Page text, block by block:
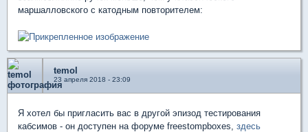
маршалловского с катодным повторителем:
temol
23 апреля 2018 - 23:09
Я хотел бы пригласить вас в другой эпизод тестирования
кабсимов - он доступен на форуме freestompboxes, здесь